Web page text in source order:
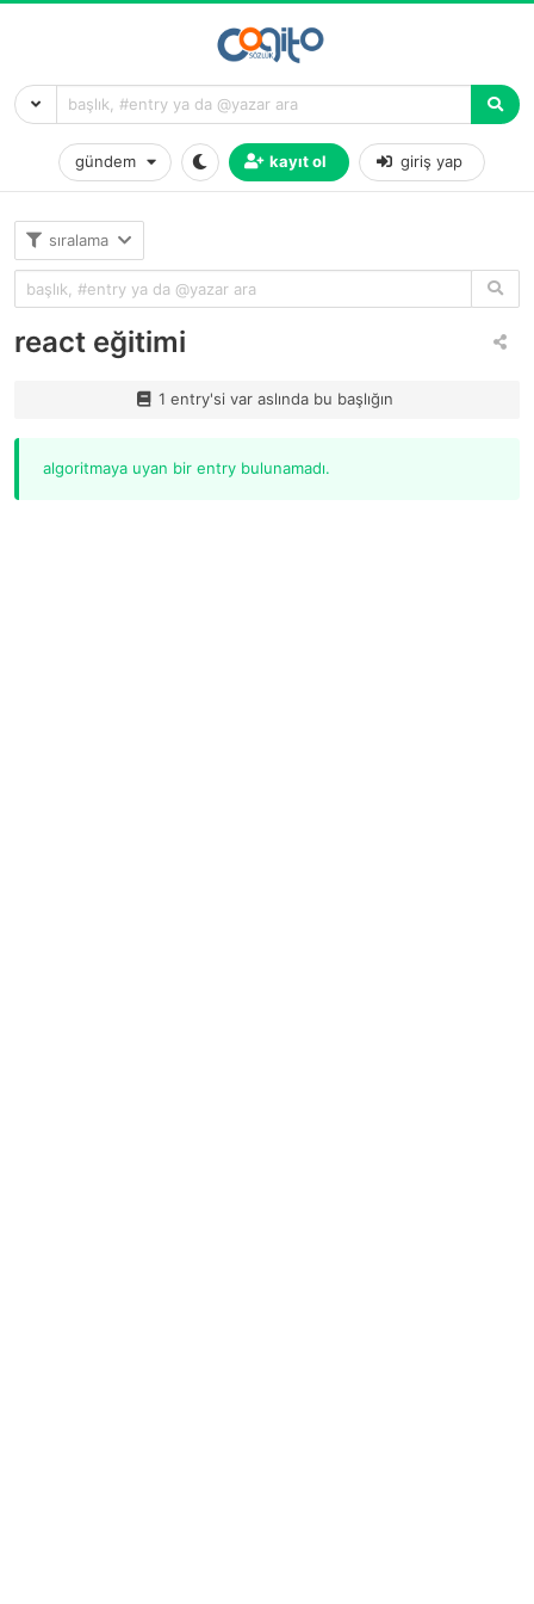
gündem kayıt ol giriş yap
sıralama
react eğitimi
1 entry'si var aslında bu başlığın
algoritmaya uyan bir entry bulunamadı.